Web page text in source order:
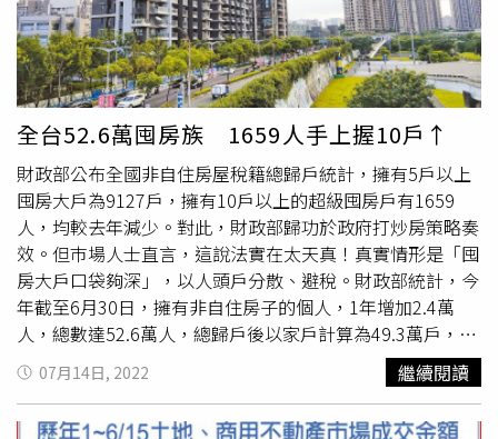
中牽線，仙妮蕾德創辦人陳得福於三拍進場，70億元拿下並
先後更名「台北盛世王朝飯店」「台北王朝大酒店」，不過
在北市新飯店興起環伺下，王朝從主流退居二線品牌，多接
待團體客為主，始終難拉抬房價與營收。2009年，富邦人
壽以100億元買下環亞百貨大樓1300多坪，約14個樓層，並
持續整合各樓層。由於微風南京（原環亞百貨）和王朝共用
地下室與建照，富邦人壽若再拿下王朝後，更有利於日後坐
享都更整合改建的增值利益。因此外傳，富邦人壽早就在
2020年之前多次向仙妮蕾德洽談收購王朝的意願，開價一
度來到300億元之上，不過陳得福皆未答應，最終於2020年
7月拍板成交，富邦人壽砸268億元買下王朝。外界推測，
疫情讓直銷與飯店兩大事業未來市況不明，因此陳得福轉念
願持有現金便於周轉。仙妮蕾德創辦人陳得福（右）與寒舍
集團創辦人蔡辰洋（左）關係密切，2002年陳得福曾替蔡
辰洋爭奪太平洋SOGO經營權，2006年蔡辰洋牽線陳得福從
法拍市場中買下環亞飯店。（圖／報系資料庫）表面上看起
全台52.6萬囤房族 1659人手上握10戶↑
財政部公布全國非自住房屋稅籍總歸戶統計，擁有5戶以上
囤房大戶為9127戶，擁有10戶以上的超級囤房戶有1659
人，均較去年減少。對此，財政部歸功於政府打炒房策略奏
效。但巿場人士直言，這說法實在太天真！真實情形是「囤
房大戶口袋夠深」，以人頭戶分散、避稅。財政部統計，今
年截至6月30日，擁有非自住房子的個人，1年增加2.4萬
人，總數達52.6萬人，總歸戶後以家戶計算為49.3萬戶，也
較2021年的47萬戶增加。不過擁有10戶以上的家戶數約
2110戶，5戶以上的家戶1萬2508戶，都比去年少。景文科
技大學財務金融系副教授章定煊表示，國人喜歡投資不動
07月14日, 2022 繼續閱讀